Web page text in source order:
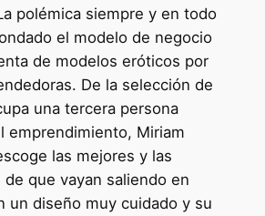
polémica siempre y en todo
el modelo de negocio
de modelos eróticos por
De la selección de
una tercera persona
emprendimiento, Miriam
las mejores y las
de que vayan saliendo en
un diseño muy cuidado y su